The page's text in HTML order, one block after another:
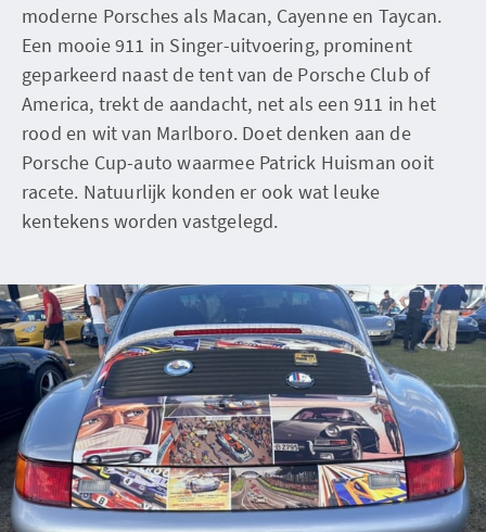
moderne Porsches als Macan, Cayenne en Taycan.
Een mooie 911 in Singer-uitvoering, prominent
geparkeerd naast de tent van de Porsche Club of
America, trekt de aandacht, net als een 911 in het
rood en wit van Marlboro. Doet denken aan de
Porsche Cup-auto waarmee Patrick Huisman ooit
racete. Natuurlijk konden er ook wat leuke
kentekens worden vastgelegd.